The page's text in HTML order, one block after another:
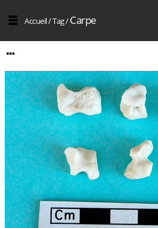
Accueil/Tag/Carpe